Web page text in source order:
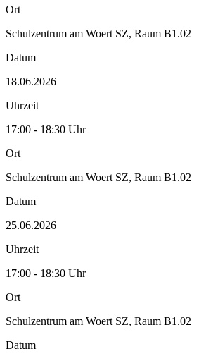
Ort
Schulzentrum am Woert SZ, Raum B1.02
Datum
18.06.2026
Uhrzeit
17:00 - 18:30 Uhr
Ort
Schulzentrum am Woert SZ, Raum B1.02
Datum
25.06.2026
Uhrzeit
17:00 - 18:30 Uhr
Ort
Schulzentrum am Woert SZ, Raum B1.02
Datum